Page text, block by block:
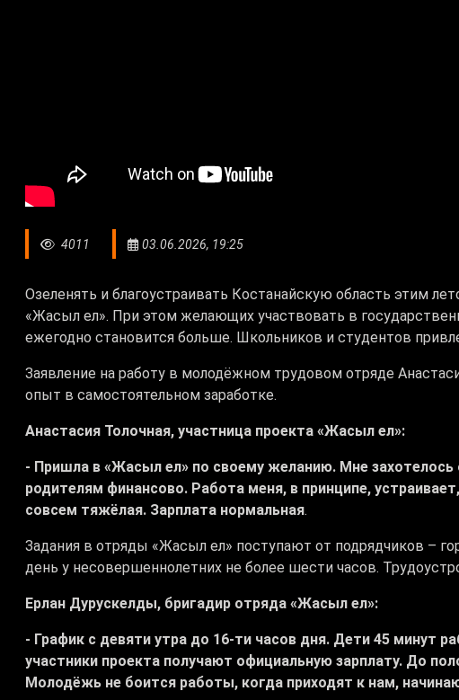
4011 03.06.2026, 19:25
Озеленять и благоустраивать Костанайскую область этим
«Жасыл ел». При этом желающих участвовать в
ежегодно становится больше. Школьников и студентов
Заявление на работу в молодёжном трудовом отряде
опыт в самостоятельном заработке.
Анастасия Толочная, участница проекта «Жасыл ел»:
- Пришла в «Жасыл ел» по своему желанию. Мне
родителям финансово. Работа меня, в принципе,
совсем тяжёлая. Зарплата нормальная.
Задания в отряды «Жасыл ел» поступают от подрядчиков –
день у несовершеннолетних не более шести часов.
Ерлан Дурускелды, бригадир отряда «Жасыл ел»:
- График с девяти утра до 16-ти часов дня. Дети 45 минут
участники проекта получают официальную зарплату. До
Молодёжь не боится работы, когда приходят к нам,